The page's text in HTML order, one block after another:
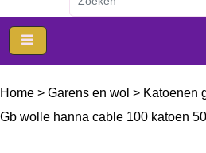
Home > Garens en wol > Katoenen
Gb wolle hanna cable 100 katoen